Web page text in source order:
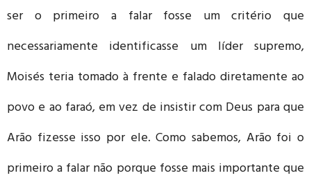
ser o primeiro a falar fosse um critério que
necessariamente identificasse um líder supremo,
Moisés teria tomado à frente e falado diretamente ao
povo e ao faraó, em vez de insistir com Deus para que
Arão fizesse isso por ele. Como sabemos, Arão foi o
primeiro a falar não porque fosse mais importante que